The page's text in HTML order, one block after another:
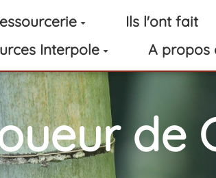
Ils l'ont fait
Interpole
A propos
de